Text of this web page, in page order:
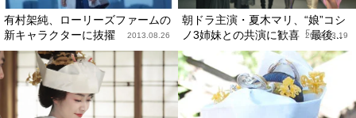
有村架純、ローリーズファームの
新キャラクターに抜擢
2013.08.26
朝ドラ主演・夏木マリ、“娘”コシ
ノ3姉妹との共演に歓喜「最後...
2012.03.19